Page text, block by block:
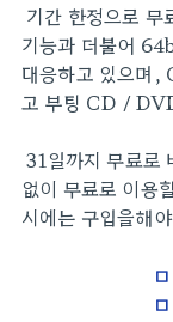
기간 한정으로
기능과 더불어
대응하고 있으며,
고 부팅 CD /
31일까지 무료로
없이 무료로 이용
시에는 구입을해